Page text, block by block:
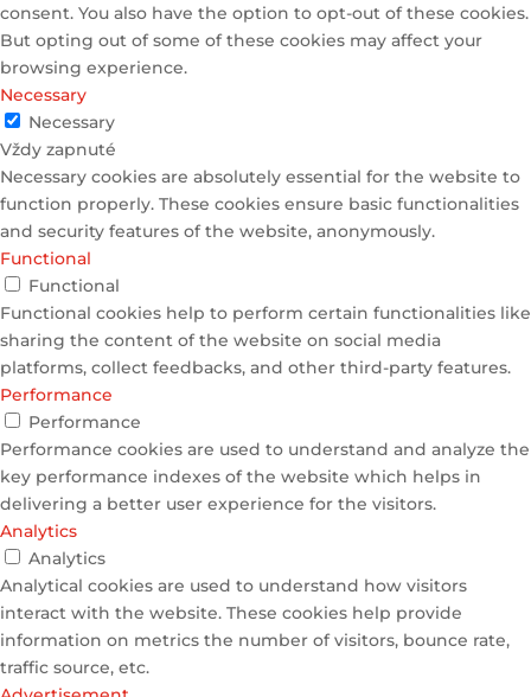
consent. You also have the option to opt-out of these cookies.
But opting out of some of these cookies may affect your
browsing experience.
Necessary
Necessary
Vždy zapnuté
Necessary cookies are absolutely essential for the website to
function properly. These cookies ensure basic functionalities
and security features of the website, anonymously.
Functional
Functional
Functional cookies help to perform certain functionalities like
sharing the content of the website on social media
platforms, collect feedbacks, and other third-party features.
Performance
Performance
Performance cookies are used to understand and analyze the
key performance indexes of the website which helps in
delivering a better user experience for the visitors.
Analytics
Analytics
Analytical cookies are used to understand how visitors
interact with the website. These cookies help provide
information on metrics the number of visitors, bounce rate,
traffic source, etc.